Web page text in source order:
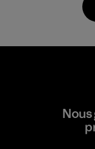
W.L. Gore
Material-supplier
Nous